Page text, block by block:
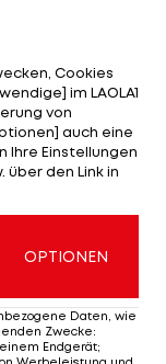
Cookies
im LAOLA1
von
auch eine
Ihre Einstellungen
den Link in
OPTIONEN
Daten, wie
Zwecke:
Endgerät;